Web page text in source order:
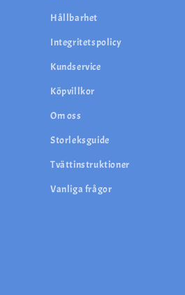
Hållbarhet
Integritetspolicy
Kundservice
Köpvillkor
Om oss
Storleksguide
Tvättinstruktioner
Vanliga frågor